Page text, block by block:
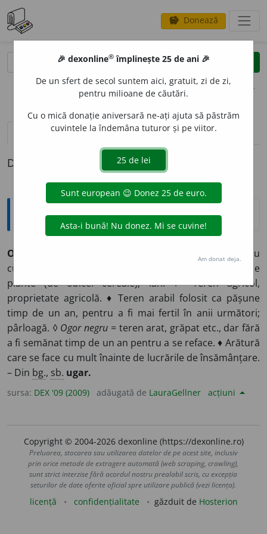
savings Donează
clear
opțiuni
definiții (1) pronunțievolume_up (7)
Definiția cu ID-ul 893106:
Explicative DEX
OG
Bucată de pământ cultivată sau
cultivabilă; țarină. ♦ Câmp semănat cu același fel de
plante (de obicei cereale); lan. ♦ Teren agricol,
proprietate agricolă. ♦ Teren arabil folosit ca pășune
timp de un an, pentru a fi mai fertil în anii următori;
pârloagă. ◊ Ogor negru = teren arat, grăpat etc., dar fără
a fi semănat timp de un an pentru a se reface. ♦ Arătură
care se face cu mult înainte de lucrările de însămânțare.
– Din bg., sb. ugar.
sursa: DEX '09 (2009) adăugată de LauraGellner acțiuni
Copyright © 2004-2026 dexonline (https://dexonline.ro)
Preluarea, stocarea sau utilizarea datelor de pe acest site, inclusiv
prin orice metode de extragere automată (web scraping, crawling),
sunt strict interzise fără acordul nostru prealabil scris, cu excepția
seturilor de date oferite oficial spre utilizare publică (vezi licența).
licență confidențialitate găzduit de Hosterion
🎉 dexonline® împlinește 25 de ani 🎉
De un sfert de secol suntem aici, gratuit, zi de zi,
pentru milioane de căutări.
Cu o mică donație aniversară ne-ați ajuta să păstrăm
cuvintele la îndemâna tuturor și pe viitor.
Am donat deja.